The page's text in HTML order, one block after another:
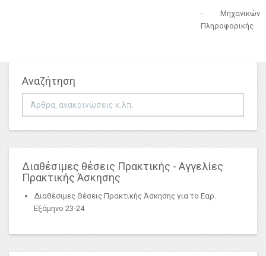
· Μηχανικών
Πληροφορικής
Αναζήτηση
Αναζήτηση...
Διαθέσιμες θέσεις Πρακτικής - Αγγελίες
Πρακτικής Άσκησης
Διαθέσιμες Θέσεις Πρακτικής Άσκησης για το Εαρ.
Εξάμηνο 23-24